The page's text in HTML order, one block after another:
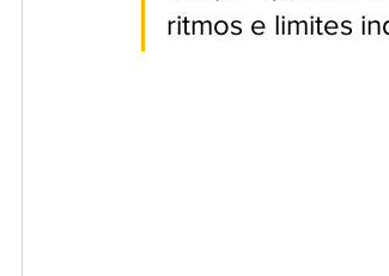
ritmos e limites